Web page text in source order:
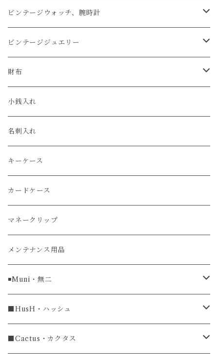
アップルウォッチベルト
コードバン
クロコダイル
エコレザー
エレファント
アリゲーター
リザード
ガルーシャ（エイ）
牛革
ラグ幅16mm
ラグ幅18mm
ラグ幅19mm
ビンテージウォッチ、腕時計
オメガ / OMEGA
ユリスナルダン / ULYSSE NARDIN
セイコー / SEIKO
ルミノックス / LUMINOX
エルメス / HERMES
ビンテージジュエリー
カルティエ / Cartier
財布
コンパクト
長財布
小銭入れ
名刺入れ
キーケース
カードケース
マネークリップ
メンテナンス用品
◾️Muni・無二
長財布
長財布
名刺入れ
■HusH・ハッシュ
ラウンドファスナー
■Cactus・カクタス